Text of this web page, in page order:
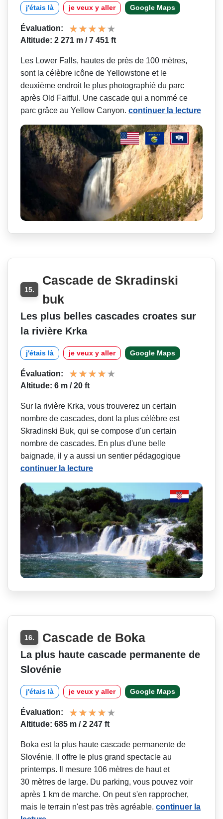
j'étais là je veux y aller Google Maps
Évaluation:
Altitude: 2 271 m / 7 451 ft
Les Lower Falls, hautes de près de 100 mètres,
sont la célèbre icône de Yellowstone et le
deuxième endroit le plus photographié du parc
après Old Faitful. Une cascade qui a nommé ce
parc grâce au Yellow Canyon. continuer la lecture
15.
Cascade de Skradinski
buk
Les plus belles cascades croates sur
la rivière Krka
j'étais là je veux y aller Google Maps
Évaluation:
Altitude: 6 m / 20 ft
Sur la rivière Krka, vous trouverez un certain
nombre de cascades, dont la plus célèbre est
Skradinski Buk, qui se compose d'un certain
nombre de cascades. En plus d'une belle
baignade, il y a aussi un sentier pédagogique
continuer la lecture
16. Cascade de Boka
La plus haute cascade permanente de
Slovénie
j'étais là je veux y aller Google Maps
Évaluation:
Altitude: 685 m / 2 247 ft
Boka est la plus haute cascade permanente de
Slovénie. Il offre le plus grand spectacle au
printemps. Il mesure 106 mètres de haut et
30 mètres de large. Du parking, vous pouvez voir
après 1 km de marche. On peut s'en rapprocher,
mais le terrain n'est pas très agréable. continuer la